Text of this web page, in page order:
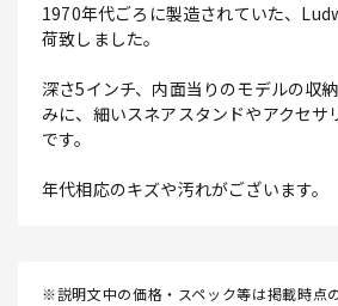
1970年代ごろに製造されていた、
荷致しました。
深さ5インチ、内面当りのモデルの収
みに、細いスネアスタンドやアクセサ
です。
年代相応のキズや汚れがございます。
※説明文中の価格・スペック等は掲載時点